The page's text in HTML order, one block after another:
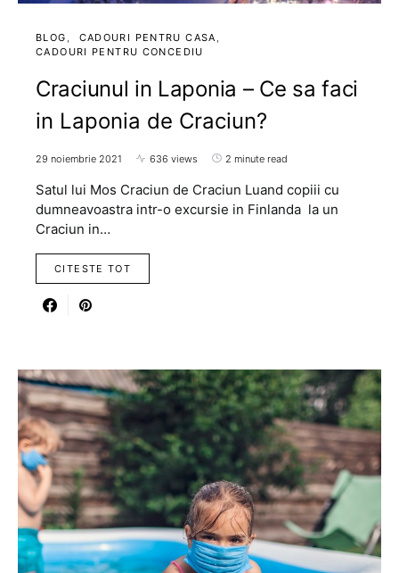
BLOG
CADOURI PENTRU CASA
CADOURI PENTRU CONCEDIU
Craciunul in Laponia – Ce sa faci
in Laponia de Craciun?
29 noiembrie 2021 636 views 2 minute read
Satul lui Mos Craciun de Craciun Luand copiii cu
dumneavoastra intr-o excursie in Finlanda la un
Craciun in…
CITESTE TOT